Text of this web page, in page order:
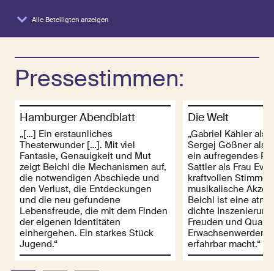
Alle Beteiligten anzeigen
Pressestimmen:
Hamburger Abendblatt
„[…] Ein erstaunliches
Theaterwunder […]. Mit viel
Fantasie, Genauigkeit und Mut
zeigt Beichl die Mechanismen auf,
die notwendigen Abschiede und
den Verlust, die Entdeckungen
und die neu gefundene
Lebensfreude, die mit dem Finden
der eigenen Identitäten
einhergehen. Ein starkes Stück
Jugend.“
Die Welt
„Gabriel Kähler als
Sergej Gößner als
ein aufregendes
Sattler als Frau Eva
kraftvollen Stimme
musikalische
Beichl ist eine
dichte
Freuden und
erfahrbar macht.“